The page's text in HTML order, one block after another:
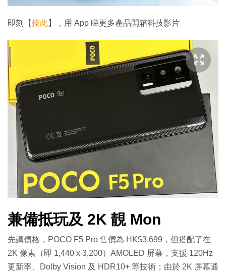
片
即刻【按此】，用 App 睇更多產品開箱科技影片
兼備抵玩及 2K 靚 Mon
先講價格，POCO F5 Pro 售價為 HK$3,699，但搭配了在
2K 像素（即 1,440 x 3,200）AMOLED 屏幕，支援 120Hz
更新率、Dolby Vision 及 HDR10+ 等技術；由於 2K 屏幕通